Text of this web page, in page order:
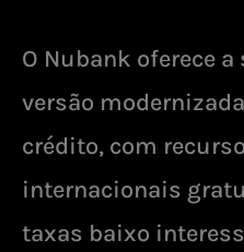
O Nubank oferece
versão
crédito, com
internacionais
taxas baixo